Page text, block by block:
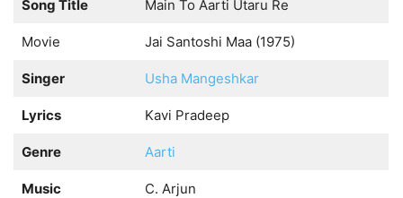
Song Title Main To Aarti Utaru Re
Movie Jai Santoshi Maa (1975)
Singer Usha Mangeshkar
Lyrics Kavi Pradeep
Genre Aarti
Music C. Arjun